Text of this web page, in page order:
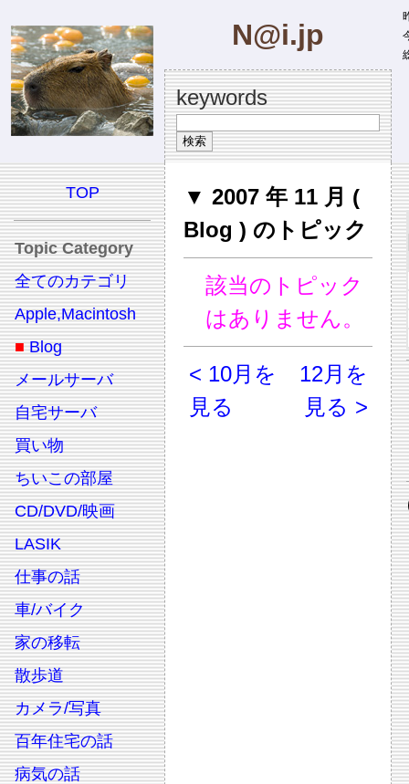
N@i.jp
keywords
TOP
Topic Category
全てのカテゴリ
Apple,Macintosh
■ Blog
メールサーバ
自宅サーバ
買い物
ちいこの部屋
CD/DVD/映画
LASIK
仕事の話
車/バイク
家の移転
散歩道
カメラ/写真
百年住宅の話
病気の話
▼ 2007 年 11 月 (
Blog ) のトピック
該当のトピック
はありません。
< 10月を
見る
12月を
見る >